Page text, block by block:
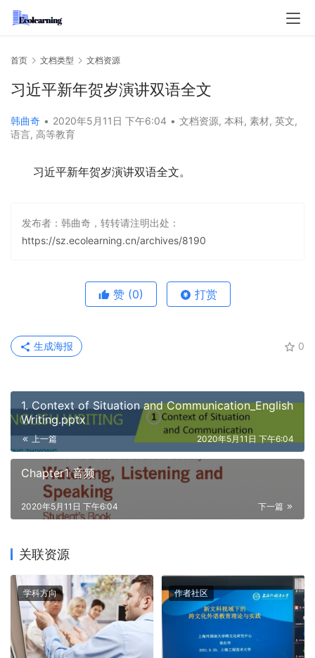
首页 文档类型 文档资源
习近平新年贺岁演讲双语全文
韩曲奇 • 2020年5月11日 下午6:04 • 文档资源, 本科, 素材, 英文,
语言, 高等教育
习近平新年贺岁演讲双语全文。
发布者：韩曲奇，转转请注明出处：
https://sz.ecolearning.cn/archives/8190
赞 (0) 打赏
0
生成海报
1. Context of Situation and Communication_English
Writing.pptx
上一篇 2020年5月11日 下午6:04
Chapter1 音频
下一篇
2020年5月11日 下午6:04
关联资源
学科方向 作者社区